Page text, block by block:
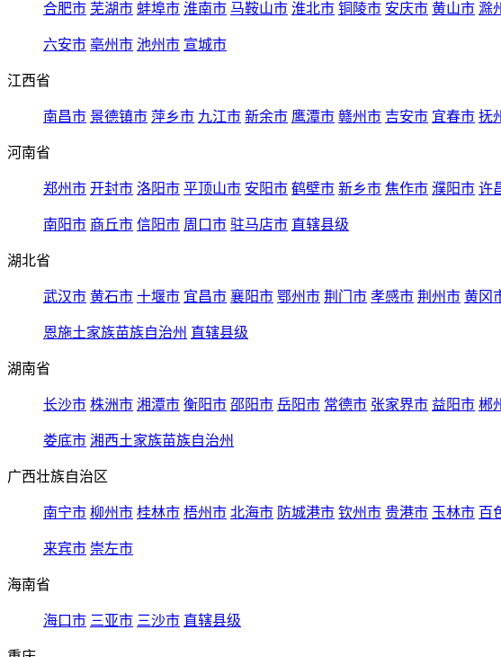
合肥市 芜湖市 蚌埠市 淮南市 马鞍山市 淮北市 铜陵市 安庆市 黄山市 滁
六安市 亳州市 池州市 宣城市
江西省
南昌市 景德镇市 萍乡市 九江市 新余市 鹰潭市 赣州市 吉安市 宜春市 抚
河南省
郑州市 开封市 洛阳市 平顶山市 安阳市 鹤壁市 新乡市 焦作市 濮阳市 许
南阳市 商丘市 信阳市 周口市 驻马店市 直辖县级
湖北省
武汉市 黄石市 十堰市 宜昌市 襄阳市 鄂州市 荆门市 孝感市 荆州市 黄冈
恩施土家族苗族自治州 直辖县级
湖南省
长沙市 株洲市 湘潭市 衡阳市 邵阳市 岳阳市 常德市 张家界市 益阳市 郴
娄底市 湘西土家族苗族自治州
广西壮族自治区
南宁市 柳州市 桂林市 梧州市 北海市 防城港市 钦州市 贵港市 玉林市 百
来宾市 崇左市
海南省
海口市 三亚市 三沙市 直辖县级